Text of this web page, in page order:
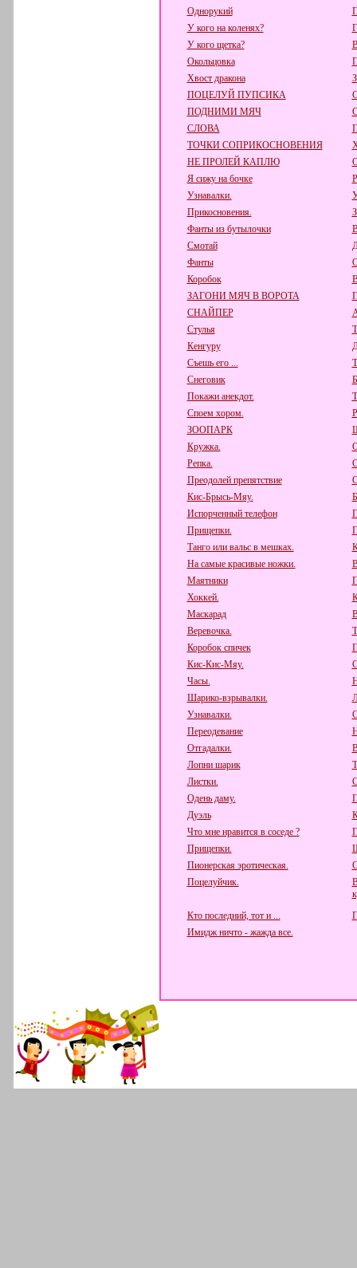
Однорукий
У кого на коленях?
У кого щетка?
Окольцовка
Хвост дракона
ПОЦЕЛУЙ ПУПСИКА
ПОДНИМИ МЯЧ
СЛОВА
ТОЧКИ СОПРИКОСНОВЕНИЯ
НЕ ПРОЛЕЙ КАПЛЮ
Я сижу на бочке
Узнавалки.
Прикосновения.
Фанты из бутылочки
Смотай
Фанты
Коробок
ЗАГОНИ МЯЧ В ВОРОТА
СНАЙПЕР
Стулья
Кенгуру
Съешь его ...
Снеговик
Покажи анекдот.
Споем хором.
ЗООПАРК
Кружка.
Репка.
Преодолей препятствие
Кис-Брысь-Мяу.
Испорченный телефон
Прищепки.
Танго или вальс в мешках.
На самые красивые ножки.
Маятники
Хоккей.
Маскарад
Веревочка.
Коробок спичек
Кис-Кис-Мяу.
Часы.
Шарико-взрывалки.
Узнавалки.
Переодевание
Отгадалки.
Лопни шарик
Листки.
Одень даму.
Дуэль
Что мне нравится в соседе ?
Прищепки.
Пионерская эротическая.
Поцелуйчик.
Кто последний, тот и ...
Имидж ничто - жажда все.